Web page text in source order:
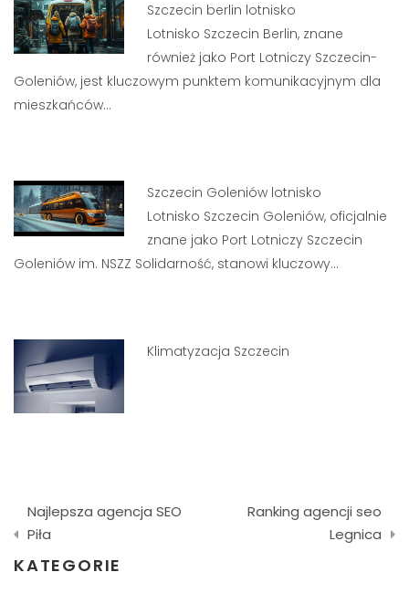
Szczecin berlin lotnisko
Lotnisko Szczecin Berlin, znane
również jako Port Lotniczy Szczecin-
Goleniów, jest kluczowym punktem komunikacyjnym dla
mieszkańców…
Szczecin Goleniów lotnisko
Lotnisko Szczecin Goleniów, oficjalnie
znane jako Port Lotniczy Szczecin
Goleniów im. NSZZ Solidarność, stanowi kluczowy…
Klimatyzacja Szczecin
Nawigacja
wpisu
Najlepsza agencja SEO
Piła
Ranking agencji seo
Legnica
KATEGORIE